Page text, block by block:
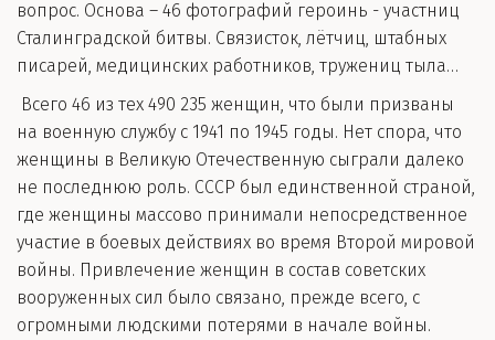
вопрос. Основа – 46 фотографий героинь - участниц
Сталинградской битвы. Связисток, лётчиц, штабных
писарей, медицинских работников, тружениц тыла…
Всего 46 из тех 490 235 женщин, что были призваны
на военную службу с 1941 по 1945 годы. Нет спора, что
женщины в Великую Отечественную сыграли далеко
не последнюю роль. СССР был единственной страной,
где женщины массово принимали непосредственное
участие в боевых действиях во время Второй мировой
войны. Привлечение женщин в состав советских
вооруженных сил было связано, прежде всего, с
огромными людскими потерями в начале войны.